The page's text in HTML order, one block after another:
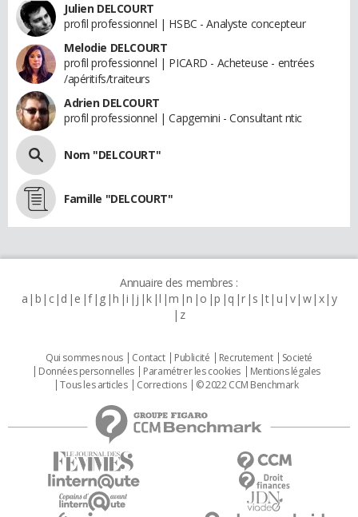
Julien DELCOURT
profil professionnel | HSBC - Analyste concepteur
Melodie DELCOURT
profil professionnel | PICARD - Acheteuse - entrées
/apéritifs/traiteurs
Adrien DELCOURT
profil professionnel | Capgemini - Consultant ntic
Nom "DELCOURT"
Famille "DELCOURT"
Annuaire des membres :
a b c d e f g h i j k l m n o p q r s t u v w x y
z
Qui sommes nous Contact Publicité Recrutement
Societé
Données personnelles
Paramétrer les cookies
Mentions légales
Tous les articles
Corrections © 2022 CCM Benchmark